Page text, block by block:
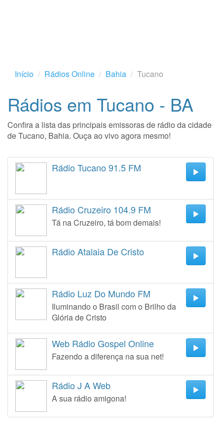
Início Rádios Online Bahia Tucano
Rádios em Tucano - BA
Confira a lista das principais emissoras de rádio da cidade
de Tucano, Bahia. Ouça ao vivo agora mesmo!
Rádio Tucano 91.5 FM
Rádio Cruzeiro 104.9 FM
Tá na Cruzeiro, tá bom demais!
Rádio Atalaia De Cristo
Rádio Luz Do Mundo FM
Iluminando o Brasil com o Brilho da
Glória de Cristo
Web Rádio Gospel Online
Fazendo a diferença na sua net!
Rádio J A Web
A sua rádio amigona!